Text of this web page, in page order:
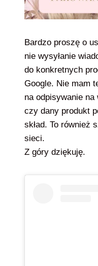
Bardzo proszę o
nie wysyłanie
do konkretnych
Google. Nie mam
na odpisywanie
czy dany produkt
skład. To również
sieci.
Z góry dziękuję.